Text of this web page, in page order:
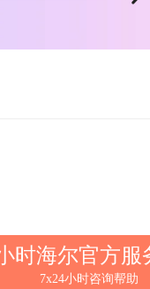
时海尔官方服
7x24小时咨询帮助